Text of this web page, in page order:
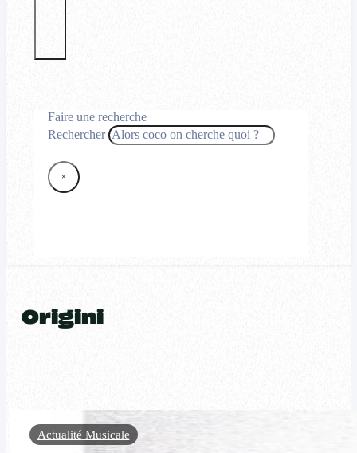
Faire une recherche
Rechercher
×
Origini
Actualité Musicale